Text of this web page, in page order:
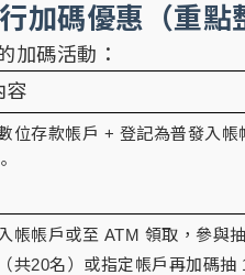
加碼優惠（重點
加碼活動：
容
位存款帳戶 + 登記為普發入
帳帳戶或至 ATM 領取，參與
共20名）或指定帳戶再加碼抽